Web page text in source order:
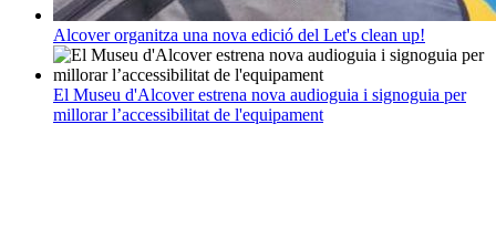
Alcover organitza una nova edició del Let's clean up!
El Museu d'Alcover estrena nova audioguia i signoguia per
millorar l’accessibilitat de l'equipament